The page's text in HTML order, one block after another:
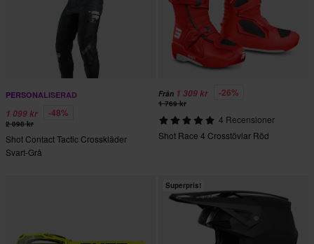
PERSONALISERAD
1 099 kr -48%
2 098 kr
Shot Contact Tactic Crosskläder
Svart-Grå
Från 1 309 kr -26%
1 769 kr
4 Recensioner
Shot Race 4 Crosstövlar Röd
Superpris!